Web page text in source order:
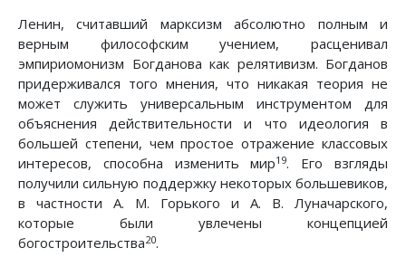
Ленин, считавший марксизм абсолютно полным и
верным философским учением, расценивал
эмпириомонизм Богданова как релятивизм. Богданов
придерживался того мнения, что никакая теория не
может служить универсальным инструментом для
объяснения действительности и что идеология в
большей степени, чем простое отражение классовых
интересов, способна изменить мир19. Его взгляды
получили сильную поддержку некоторых большевиков,
в частности А. М. Горького и А. В. Луначарского,
которые были увлечены концепцией
богостроительства20.